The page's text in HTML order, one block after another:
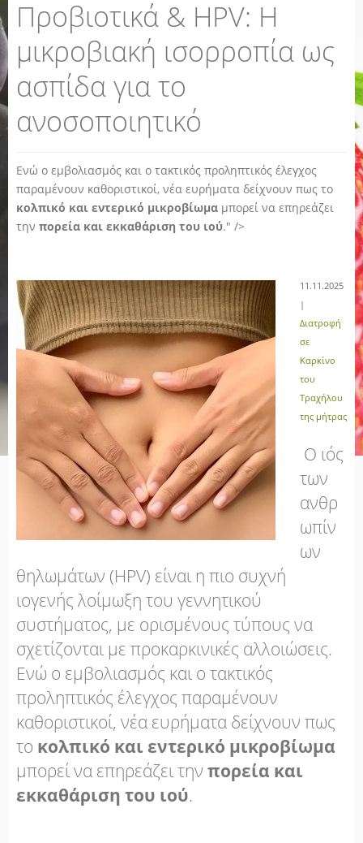
Προβιοτικά & HPV: Η
μικροβιακή ισορροπία ως
ασπίδα για το
ανοσοποιητικό
Ενώ ο εμβολιασμός και ο τακτικός προληπτικός έλεγχος
παραμένουν καθοριστικοί, νέα ευρήματα δείχνουν πως το
κολπικό και εντερικό μικροβίωμα μπορεί να επηρεάζει
την πορεία και εκκαθάριση του ιού." />
11.11.2025
|
Διατροφή
σε
Καρκίνο
του
Τραχήλου
της μήτρας
Ο ιός
των
ανθρ
ωπίν
ων
θηλωμάτων (HPV) είναι η πιο συχνή
ιογενής λοίμωξη του γεννητικού
συστήματος, με ορισμένους τύπους να
σχετίζονται με προκαρκινικές αλλοιώσεις.
Ενώ ο εμβολιασμός και ο τακτικός
προληπτικός έλεγχος παραμένουν
καθοριστικοί, νέα ευρήματα δείχνουν πως
το κολπικό και εντερικό μικροβίωμα
μπορεί να επηρεάζει την πορεία και
εκκαθάριση του ιού.